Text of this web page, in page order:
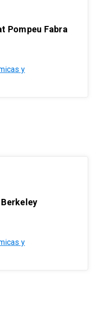
Pompeu Fabra
y
y